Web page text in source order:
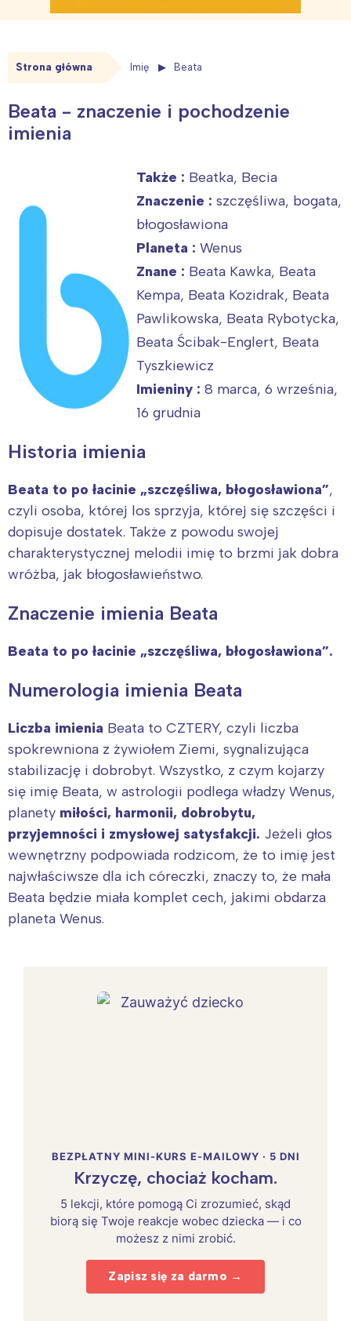
Strona główna Imię Beata
Beata - znaczenie i pochodzenie
imienia
Także : Beatka, Becia
Znaczenie : szczęśliwa, bogata,
błogosławiona
Planeta : Wenus
Znane : Beata Kawka, Beata
Kempa, Beata Kozidrak, Beata
Pawlikowska, Beata Rybotycka,
Beata Ścibak-Englert, Beata
Tyszkiewicz
Imieniny : 8 marca, 6 września,
16 grudnia
Historia imienia
Beata to po łacinie „szczęśliwa, błogosławiona”,
czyli osoba, której los sprzyja, której się szczęści i
dopisuje dostatek. Także z powodu swojej
charakterystycznej melodii imię to brzmi jak dobra
wróżba, jak błogosławieństwo.
Znaczenie imienia Beata
Beata to po łacinie „szczęśliwa, błogosławiona”.
Numerologia imienia Beata
Liczba imienia Beata to CZTERY, czyli liczba
spokrewniona z żywiołem Ziemi, sygnalizująca
stabilizację i dobrobyt. Wszystko, z czym kojarzy
się imię Beata, w astrologii podlega władzy Wenus,
planety miłości, harmonii, dobrobytu,
przyjemności i zmysłowej satysfakcji. Jeżeli głos
wewnętrzny podpowiada rodzicom, że to imię jest
najwłaściwsze dla ich córeczki, znaczy to, że mała
Beata będzie miała komplet cech, jakimi obdarza
planeta Wenus.
BEZPŁATNY MINI-KURS E-MAILOWY · 5 DNI
Krzyczę, chociaż kocham.
5 lekcji, które pomogą Ci zrozumieć, skąd
biorą się Twoje reakcje wobec dziecka — i co
możesz z nimi zrobić.
Zapisz się za darmo →